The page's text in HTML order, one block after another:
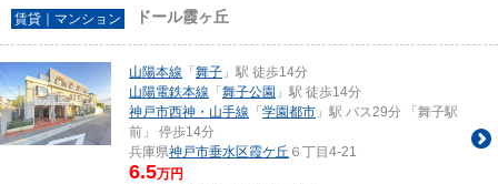
賃貸｜マンション ドール霞ヶ丘
山陽本線 「 舞子 」駅 徒歩14分
山陽電鉄本線 「 舞子公園 」駅 徒歩14分
神戸市西神・山手線 「 学園都市 」駅 バス29分 「舞子駅
前」 停歩14分
兵庫県神戸市垂水区霞ケ丘 ６丁目4-21
6.5万円